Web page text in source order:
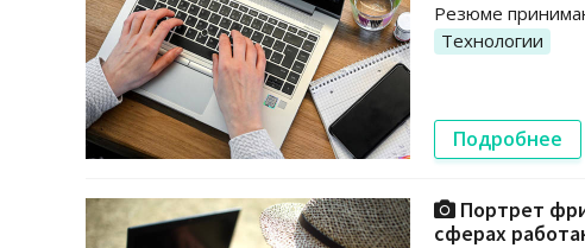
Резюме
Технологии
Подробнее
Портрет
сферах